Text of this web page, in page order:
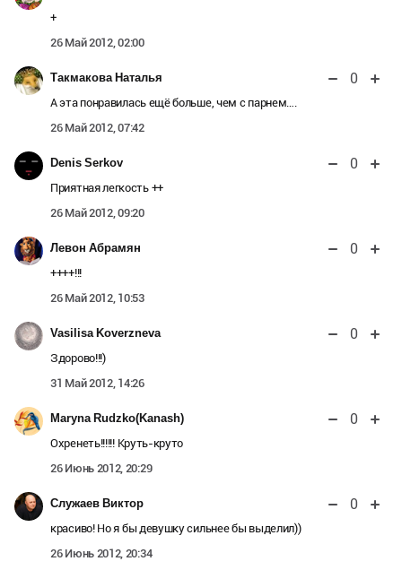
+
26 Май 2012, 02:00
Такмакова Наталья 0
А эта понравилась ещё больше, чем с парнем….
26 Май 2012, 07:42
Denis Serkov 0
Приятная легкость ++
26 Май 2012, 09:20
Левон Абрамян 0
++++!!!
26 Май 2012, 10:53
Vasilisa Koverzneva 0
Здорово!!!)
31 Май 2012, 14:26
Maryna Rudzko(Kanash) 0
Охренеть!!!!!! Круть-круто
26 Июнь 2012, 20:29
Служаев Виктор 0
красиво! Но я бы девушку сильнее бы выделил))
26 Июнь 2012, 20:34